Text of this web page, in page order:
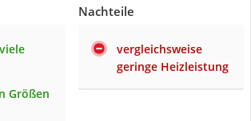
Größen
Nachteile
vergleichsweise
geringe Heizleistung